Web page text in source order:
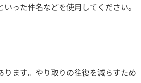
った件名などを使用してください。
ます。やり取りの往復を減らすため